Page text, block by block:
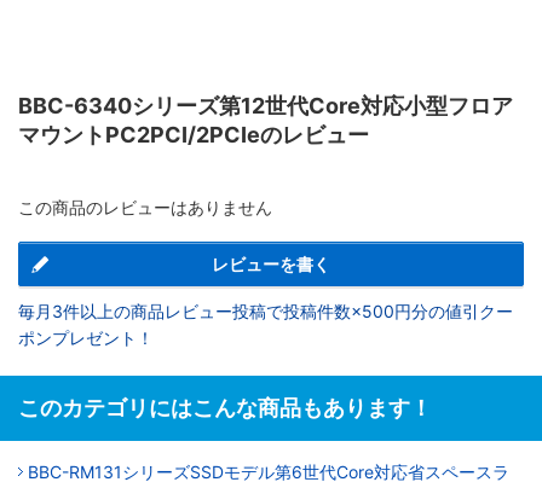
BBC-6340シリーズ第12世代Core対応小型フロア
マウントPC2PCI/2PCIeのレビュー
この商品のレビューはありません
レビューを書く
毎月3件以上の商品レビュー投稿で投稿件数×500円分の値引クー
ポンプレゼント！
このカテゴリにはこんな商品もあります！
BBC-RM131シリーズSSDモデル第6世代Core対応省スペースラ